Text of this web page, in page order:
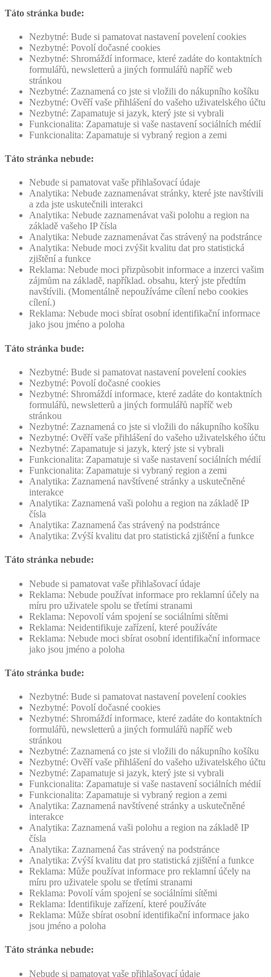
Táto stránka bude:
Nezbytné: Bude si pamatovat nastavení povelení cookies
Nezbytné: Povolí dočasné cookies
Nezbytné: Shromáždí informace, které zadáte do kontaktních
formulářů, newsletterů a jiných formulářů napříč web
stránkou
Nezbytné: Zaznamená co jste si vložili do nákupního košíku
Nezbytné: Ověří vaše přihlášení do vašeho uživatelského účtu
Nezbytné: Zapamatuje si jazyk, který jste si vybrali
Funkcionalita: Zapamatuje si vaše nastavení sociálních médií
Funkcionalita: Zapamatuje si vybraný region a zemi
Táto stránka nebude:
Nebude si pamatovat vaše přihlašovací údaje
Analytika: Nebude zaznamenávat stránky, které jste navštívili
a zda jste uskutečnili interakci
Analytika: Nebude zaznamenávat vaši polohu a region na
základě vašeho IP čísla
Analytika: Nebude zaznamenávat čas strávený na podstránce
Analytika: Nebude moci zvýšit kvalitu dat pro statistická
zjištění a funkce
Reklama: Nebude moci přizpůsobit informace a inzerci vašim
zájmům na základě, například. obsahu, který jste předtím
navštívili. (Momentálně nepoužíváme cílení nebo cookies
cílení.)
Reklama: Nebude moci sbírat osobní identifikační informace
jako jsou jméno a poloha
Táto stránka bude:
Nezbytné: Bude si pamatovat nastavení povelení cookies
Nezbytné: Povolí dočasné cookies
Nezbytné: Shromáždí informace, které zadáte do kontaktních
formulářů, newsletterů a jiných formulářů napříč web
stránkou
Nezbytné: Zaznamená co jste si vložili do nákupního košíku
Nezbytné: Ověří vaše přihlášení do vašeho uživatelského účtu
Nezbytné: Zapamatuje si jazyk, který jste si vybrali
Funkcionalita: Zapamatuje si vaše nastavení sociálních médií
Funkcionalita: Zapamatuje si vybraný region a zemi
Analytika: Zaznamená navštívené stránky a uskutečněné
interakce
Analytika: Zaznamená vaši polohu a region na základě IP
čísla
Analytika: Zaznamená čas strávený na podstránce
Analytika: Zvýší kvalitu dat pro statistická zjištění a funkce
Táto stránka nebude:
Nebude si pamatovat vaše přihlašovací údaje
Reklama: Nebude používat informace pro reklamní účely na
míru pro uživatele spolu se třetími stranami
Reklama: Nepovolí vám spojení se sociálními sítěmi
Reklama: Neidentifikuje zařízení, které používáte
Reklama: Nebude moci sbírat osobní identifikační informace
jako jsou jméno a poloha
Táto stránka bude:
Nezbytné: Bude si pamatovat nastavení povelení cookies
Nezbytné: Povolí dočasné cookies
Nezbytné: Shromáždí informace, které zadáte do kontaktních
formulářů, newsletterů a jiných formulářů napříč web
stránkou
Nezbytné: Zaznamená co jste si vložili do nákupního košíku
Nezbytné: Ověří vaše přihlášení do vašeho uživatelského účtu
Nezbytné: Zapamatuje si jazyk, který jste si vybrali
Funkcionalita: Zapamatuje si vaše nastavení sociálních médií
Funkcionalita: Zapamatuje si vybraný region a zemi
Analytika: Zaznamená navštívené stránky a uskutečněné
interakce
Analytika: Zaznamená vaši polohu a region na základě IP
čísla
Analytika: Zaznamená čas strávený na podstránce
Analytika: Zvýší kvalitu dat pro statistická zjištění a funkce
Reklama: Může používat informace pro reklamní účely na
míru pro uživatele spolu se třetími stranami
Reklama: Povolí vám spojení se sociálními sítěmi
Reklama: Identifikuje zařízení, které používáte
Reklama: Může sbírat osobní identifikační informace jako
jsou jméno a poloha
Táto stránka nebude:
Nebude si pamatovat vaše přihlašovací údaje